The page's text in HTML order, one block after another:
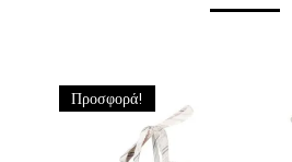
Προσφορά!